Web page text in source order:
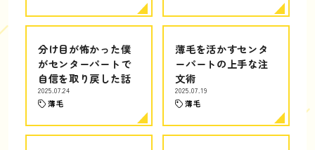
分け目が怖かった僕
がセンターパートで
自信を取り戻した話
2025.07.24
薄毛
薄毛を活かすセンタ
ーパートの上手な注
文術
2025.07.19
薄毛